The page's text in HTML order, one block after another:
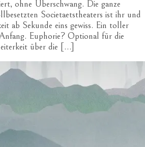
ohne Überschwang. Die ganze
Societaetstheaters ist ihr und
ab Sekunde eins gewiss. Ein toller
Euphorie? Optional für die
über die […]